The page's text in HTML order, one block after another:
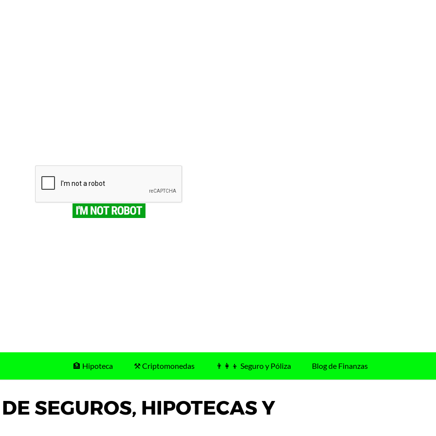
🏦 Hipoteca ⚒️ Criptomonedas 👨‍👩‍👦 Seguro y Póliza Blog de Finanzas
SEGUROS, HIPOTECAS Y